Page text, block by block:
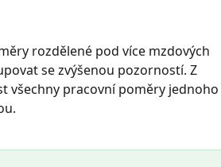
rozdělené pod více mzdových
se zvýšenou pozorností. Z
všechny pracovní poměry jednoho